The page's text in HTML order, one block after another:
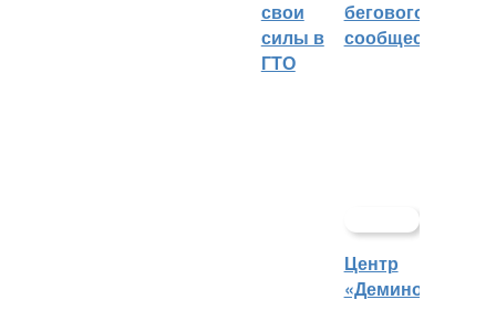
свои
силы в
ГТО
бегового
сообщества
Центр
«Демино»